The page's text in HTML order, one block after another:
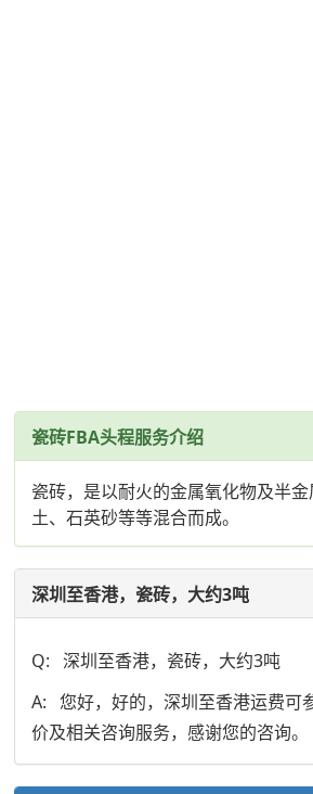
瓷砖FBA头程服务介绍
瓷砖，是以耐火的金属氧化物及半
土、石英砂等等混合而成。
深圳至香港，瓷砖，大约3吨
Q: 深圳至香港，瓷砖，大约3吨
A: 您好，好的，深圳至香港运费可
价及相关咨询服务，感谢您的咨询。